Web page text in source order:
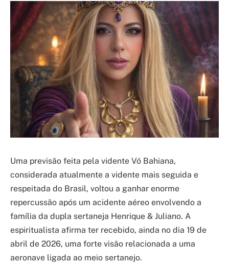
Uma previsão feita pela vidente Vó Bahiana,
considerada atualmente a vidente mais seguida e
respeitada do Brasil, voltou a ganhar enorme
repercussão após um acidente aéreo envolvendo a
família da dupla sertaneja Henrique & Juliano. A
espiritualista afirma ter recebido, ainda no dia 19 de
abril de 2026, uma forte visão relacionada a uma
aeronave ligada ao meio sertanejo.